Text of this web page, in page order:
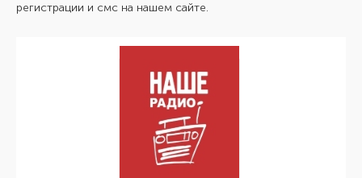
регистрации и смс на нашем сайте.